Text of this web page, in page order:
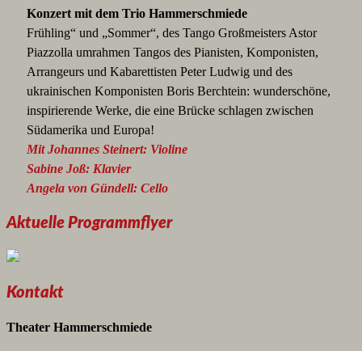
Konzert mit dem Trio Hammerschmiede
Frühling“ und „Sommer“, des Tango Großmeisters Astor
Piazzolla umrahmen Tangos des Pianisten, Komponisten,
Arrangeurs und Kabarettisten Peter Ludwig und des
ukrainischen Komponisten Boris Berchtein: wunderschöne,
inspirierende Werke, die eine Brücke schlagen zwischen
Südamerika und Europa!
Mit Johannes Steinert: Violine
Sabine Joß: Klavier
Angela von Gündell: Cello
Aktuelle Programmflyer
Kontakt
Theater Hammerschmiede